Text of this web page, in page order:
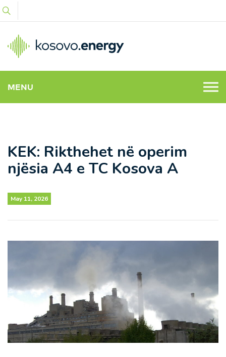
MENU
KEK: Rikthehet në operim
njësia A4 e TC Kosova A
May 11, 2026